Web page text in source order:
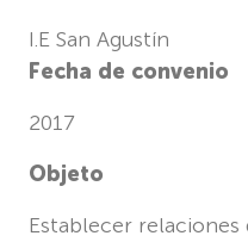
I.E San Agustín
Fecha de convenio
2017
Objeto
Establecer relaciones